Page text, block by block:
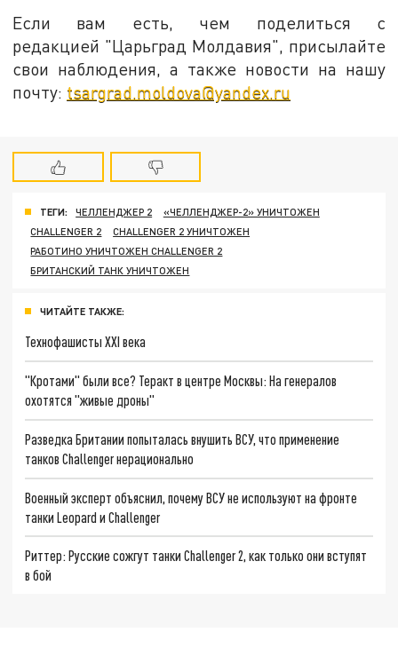
Если вам есть, чем поделиться с
редакцией "Царьград Молдавия", присылайте
свои наблюдения, а также новости на нашу
почту: tsargrad.moldova@yandex.ru
ТЕГИ: ЧЕЛЛЕНДЖЕР 2
«ЧЕЛЛЕНДЖЕР-2» УНИЧТОЖЕН
CHALLENGER 2
CHALLENGER 2 УНИЧТОЖЕН
РАБОТИНО УНИЧТОЖЕН CHALLENGER 2
БРИТАНСКИЙ ТАНК УНИЧТОЖЕН
ЧИТАЙТЕ ТАКЖЕ:
Технофашисты XXI века
"Кротами" были все? Теракт в центре Москвы: На генералов
охотятся "живые дроны"
Разведка Британии попыталась внушить ВСУ, что применение
танков Challenger нерационально
Военный эксперт объяснил, почему ВСУ не используют на фронте
танки Leopard и Challenger
Риттер: Русские сожгут танки Challenger 2, как только они вступят
в бой